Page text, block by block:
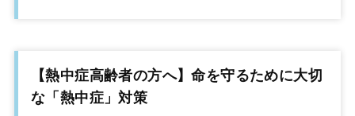
【熱中症高齢者の方へ】命を守るために大切
な「熱中症」対策